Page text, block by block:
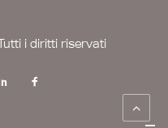
i diritti riservati